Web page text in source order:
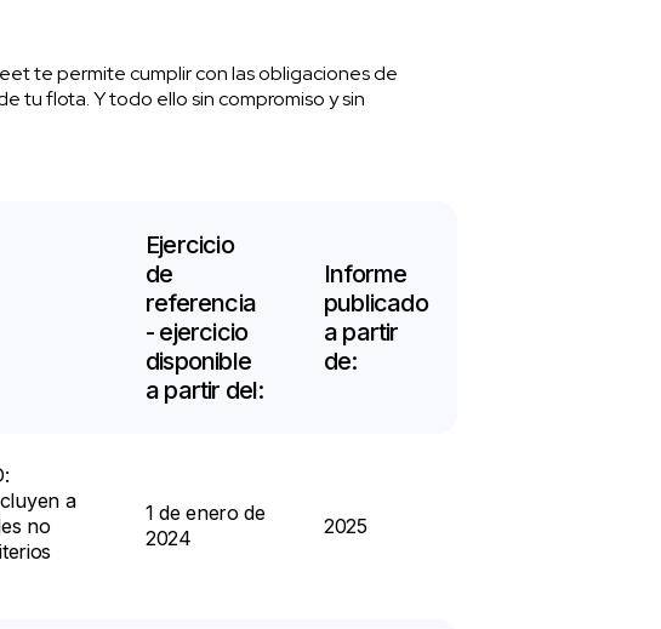
te permite cumplir con las obligaciones de
tu flota. Y todo ello sin compromiso y sin
Ejercicio
de
referencia
- ejercicio
disponible
a partir del:
Informe
publicado
a partir
de:
a
no
1 de enero de
2024
2025